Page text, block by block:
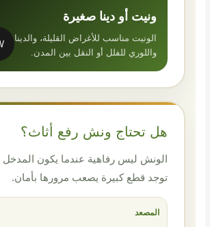
ونيت أو دينا صغيرة
الونيت مناسب للأغراض القليلة، والدينا
واللوري للفلل أو النقل بين المدن.
هل تحتاج ونش رفع أثاث؟
الونش ليس رفاهية عندما يكون المدخل
توجد قطع كبيرة يصعب مرورها بأمان.
المصعد